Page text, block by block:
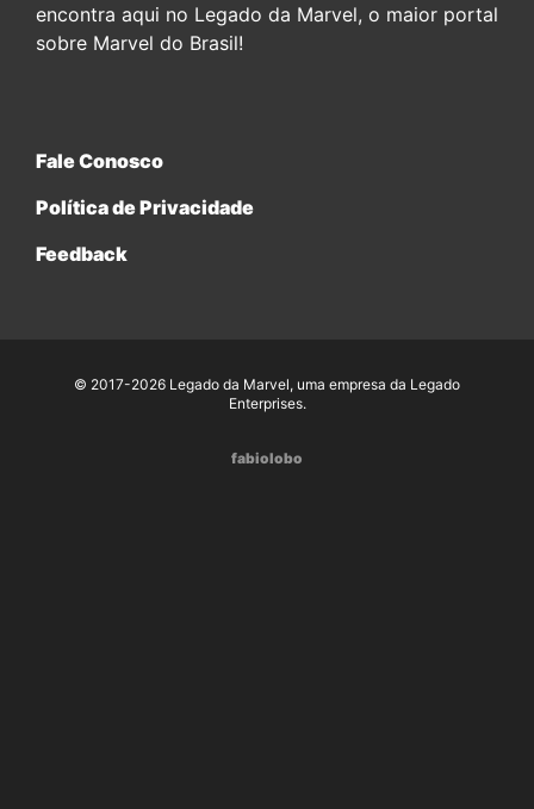
encontra aqui no Legado da Marvel, o maior portal
sobre Marvel do Brasil!
Fale Conosco
Política de Privacidade
Feedback
© 2017-2026 Legado da Marvel, uma empresa da Legado
Enterprises.
fabiolobo